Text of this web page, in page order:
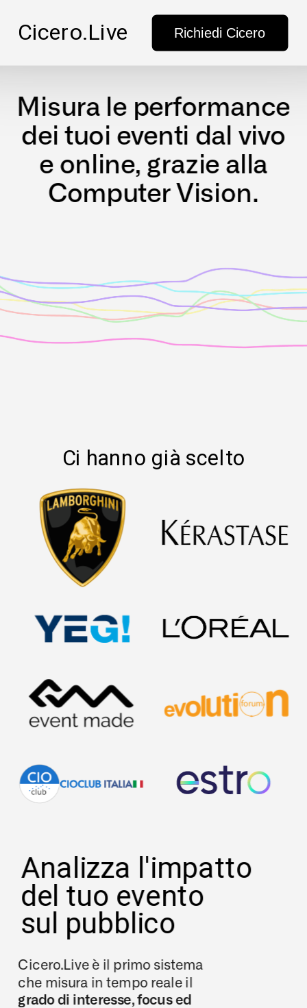
Cicero.Live è il primo sistema
grado di interesse, focus ed
Ci hanno già scelto
Analizza l'impatto
del tuo evento
sul pubblico
Misura le performance
dei tuoi eventi dal vivo
e online, grazie alla
Computer Vision.
Cicero.Live Richiedi Cicero